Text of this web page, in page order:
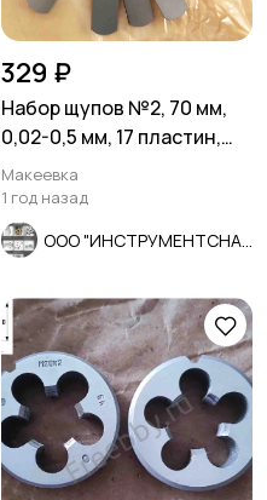
329 ₽
Набор щупов №2, 70 мм,
0,02-0,5 мм, 17 пластин,
Россия.
Макеевка
1 год назад